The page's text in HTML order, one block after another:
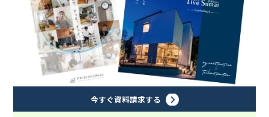
今すぐ資料請求する